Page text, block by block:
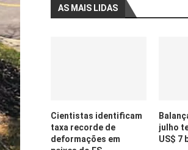
AS MAIS LIDAS
Cientistas identificam
taxa recorde de
deformações em
julho
US$ 7